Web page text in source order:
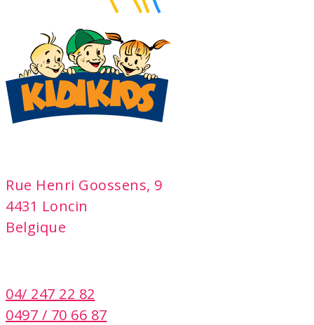
Rue Henri Goossens, 9
4431 Loncin
Belgique
04/ 247 22 82
0497 / 70 66 87